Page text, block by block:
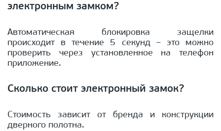
электронным замком?
Автоматическая блокировка защелки
происходит в течение 5 секунд – это можно
проверить через установленное на телефон
приложение.
Сколько стоит электронный замок?
Стоимость зависит от бренда и конструкции
дверного полотна.